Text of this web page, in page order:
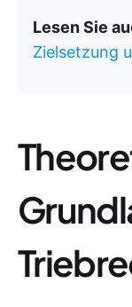
Lesen Sie
Zielsetzung